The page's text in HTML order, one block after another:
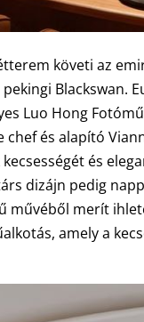
követi az
Blackswan.
Luo Hong
és alapító
és
dizájn pedig
művéből merít
amely a